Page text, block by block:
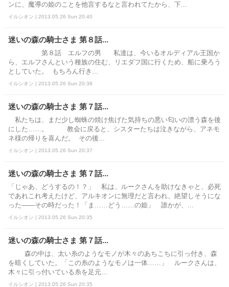
ンに、魔導の姫のことを他言するなと言われてたから、下...
イルシオン | 2013.05.26 Sun 20:40
迷いの森の騎士さま 第８話...
第８話 エルフの男 私達は、今いるオルディアル王国か
ら、エルフさんという種族の住む、リエダフ国に行くため、船に乗ろう
としていた。 もちろん行き...
イルシオン | 2013.05.26 Sun 20:38
迷いの森の騎士さま 第７話...
私たちは、まだ少し蜘蛛の焼け焦げた気持ちの悪い匂いの漂う森を後
にした……。 教会に戻ると、シスターたちは泣きながら、アネモ
ネ様の帰りを喜んだ。 その後...
イルシオン | 2013.05.26 Sun 20:37
迷いの森の騎士さま 第７話...
「じゃあ、どうするの！？」 私は、ルークさんを助けなきゃと、必死
であれこれ考えたけど、アルキオンに無理だと言われ、絶望しそうにな
った――その時だった！「ま……どう……の姫」 誰かが、...
イルシオン | 2013.05.26 Sun 20:35
迷いの森の騎士さま 第７話...
森の中は、太い糸のようなモノが木々のあちこちに引っ付き、森
を暗くしていた。「この糸のようなモノは一体……」 ルークさんは、
木々に引っ付いている糸を足元...
イルシオン | 2013.05.26 Sun 20:35